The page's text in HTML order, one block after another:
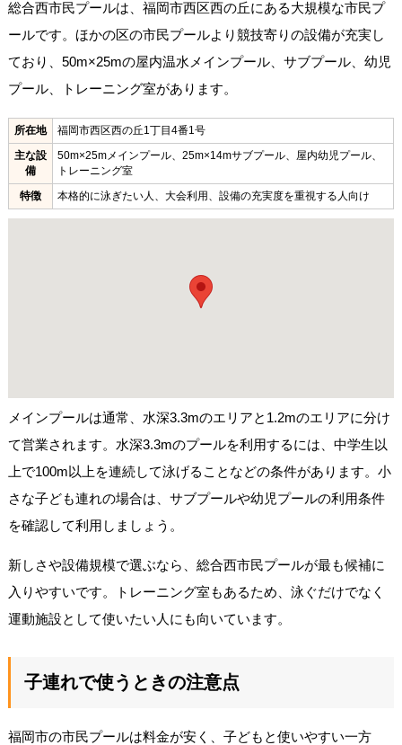
総合西市民プールは、福岡市西区西の丘にある大規模な市民プ
ールです。ほかの区の市民プールより競技寄りの設備が充実し
ており、50m×25mの屋内温水メインプール、サブプール、幼児
プール、トレーニング室があります。
所在地
福岡市西区西の丘1丁目4番1号
主な設
備
50m×25mメインプール、25m×14mサブプール、屋内幼児プール、
トレーニング室
特徴
本格的に泳ぎたい人、大会利用、設備の充実度を重視する人向け
メインプールは通常、水深3.3mのエリアと1.2mのエリアに分け
て営業されます。水深3.3mのプールを利用するには、中学生以
上で100m以上を連続して泳げることなどの条件があります。小
さな子ども連れの場合は、サブプールや幼児プールの利用条件
を確認して利用しましょう。
新しさや設備規模で選ぶなら、総合西市民プールが最も候補に
入りやすいです。トレーニング室もあるため、泳ぐだけでなく
運動施設として使いたい人にも向いています。
子連れで使うときの注意点
福岡市の市民プールは料金が安く、子どもと使いやすい一方